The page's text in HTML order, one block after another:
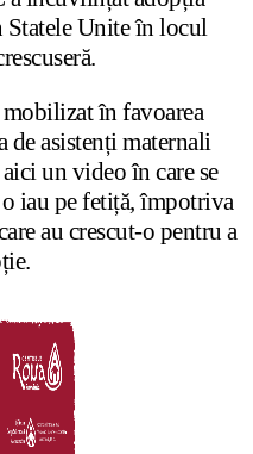
Statele Unite în locul
în favoarea
asistenți maternali
un video în care se
iau pe fetiță, împotriva
au crescut-o pentru a